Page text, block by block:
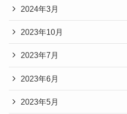
2024年3月
2023年10月
2023年7月
2023年6月
2023年5月